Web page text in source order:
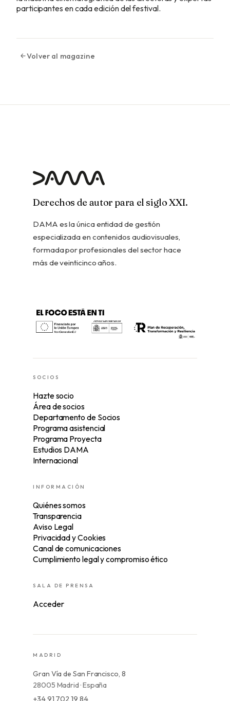
participantes en cada edición del festival.
Volver al magazine
Derechos de autor para el siglo XXI.
DAMA es la única entidad de gestión
especializada en contenidos audiovisuales,
formada por profesionales del sector hace
más de veinticinco años.
SOCIOS
Hazte socio
Área de socios
Departamento de Socios
Programa asistencial
Programa Proyecta
Estudios DAMA
Internacional
INFORMACIÓN
Quiénes somos
Transparencia
Aviso Legal
Privacidad y Cookies
Canal de comunicaciones
Cumplimiento legal y compromiso ético
SALA DE PRENSA
Acceder
MADRID
Gran Vía de San Francisco, 8
28005 Madrid · España